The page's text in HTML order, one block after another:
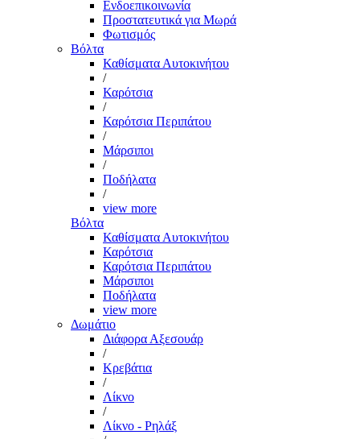
Ενδοεπικοινωνία
Προστατευτικά για Μωρά
Φωτισμός
Βόλτα
Καθίσματα Αυτοκινήτου
/
Καρότσια
/
Καρότσια Περιπάτου
/
Μάρσιποι
/
Ποδήλατα
/
view more
Βόλτα
Καθίσματα Αυτοκινήτου
Καρότσια
Καρότσια Περιπάτου
Μάρσιποι
Ποδήλατα
view more
Δωμάτιο
Διάφορα Αξεσουάρ
/
Κρεβάτια
/
Λίκνο
/
Λίκνο - Ρηλάξ